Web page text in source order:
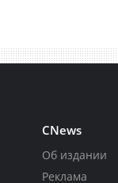
CNews
Об издании
Реклама